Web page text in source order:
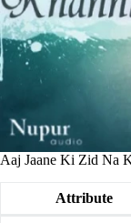
Aaj Jaane Ki Zid Na
Attribute